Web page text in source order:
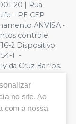
20 | Rua
– PE CEP
ANVISA -
controle
2 Dispositivo
1 -
da Cruz Barros.
e Segurança -
e condições
Em caso de
válido é o do
atacado, por
no site. Ao
com a nossa